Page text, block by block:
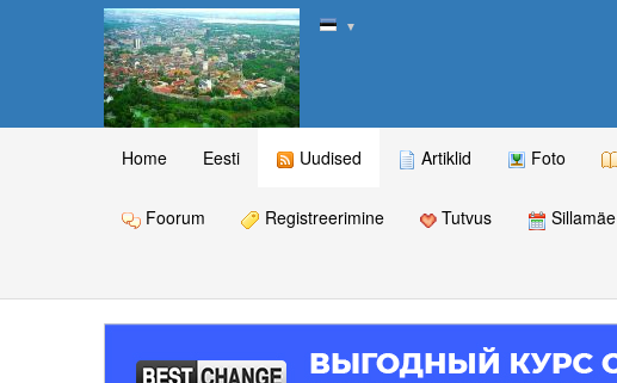
▼
Home Eesti Uudised Artiklid Foto
Foorum Registreerimine Tutvus Sillamäe